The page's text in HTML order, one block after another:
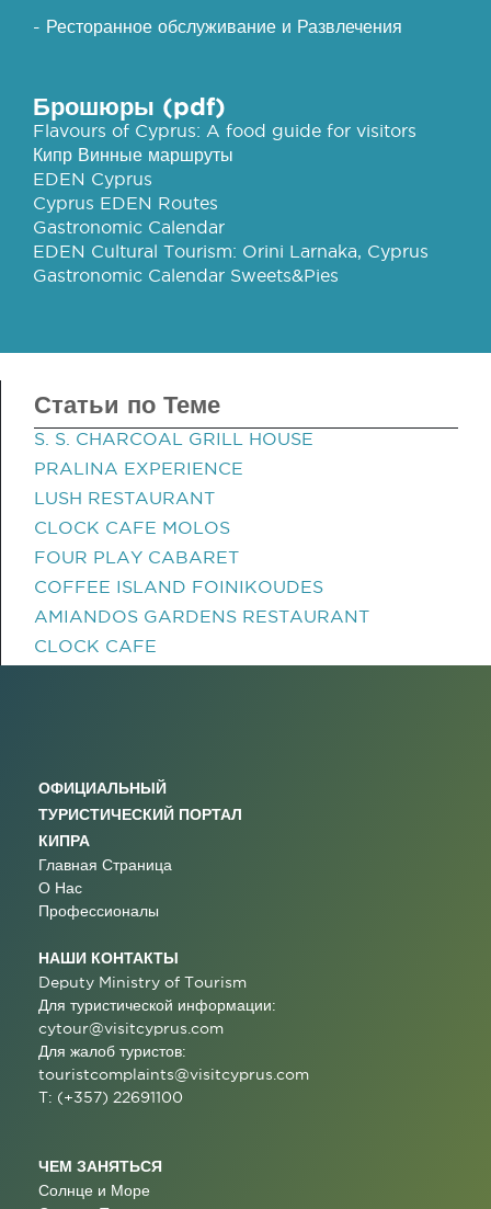
- Ресторанное обслуживание и Развлечения
Брошюры (pdf)
Flavours of Cyprus: A food guide for visitors
Кипр Винные маршруты
EDEN Cyprus
Cyprus EDEN Routes
Gastronomic Calendar
EDEN Cultural Tourism: Orini Larnaka, Cyprus
Gastronomic Calendar Sweets&Pies
Статьи по Теме
S. S. CHARCOAL GRILL HOUSE
PRALINA EXPERIENCE
LUSH RESTAURANT
CLOCK CAFE MOLOS
FOUR PLAY CABARET
COFFEE ISLAND FOINIKOUDES
AMIANDOS GARDENS RESTAURANT
CLOCK CAFE
ОФИЦИАЛЬНЫЙ
ТУРИСТИЧЕСКИЙ ПОРТАЛ
КИПРА
Главная Страница
О Нас
Профессионалы
НАШИ КОНТАКТЫ
Deputy Ministry of Tourism
Для туристической информации:
cytour@visitcyprus.com
Для жалоб туристов:
touristcomplaints@visitcyprus.com
T: (+357) 22691100
ЧЕМ ЗАНЯТЬСЯ
Солнце и Море